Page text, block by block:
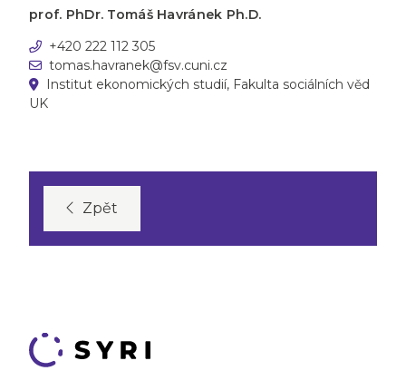
prof. PhDr. Tomáš Havránek Ph.D.
+420 222 112 305
tomas.havranek@fsv.cuni.cz
Institut ekonomických studií, Fakulta sociálních věd
UK
Zpět